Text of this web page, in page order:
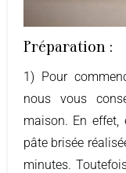
Préparation :
1) Pour commencer la préparation de cette recette,
nous vous
maison. En effet,
pâte brisée
minutes.